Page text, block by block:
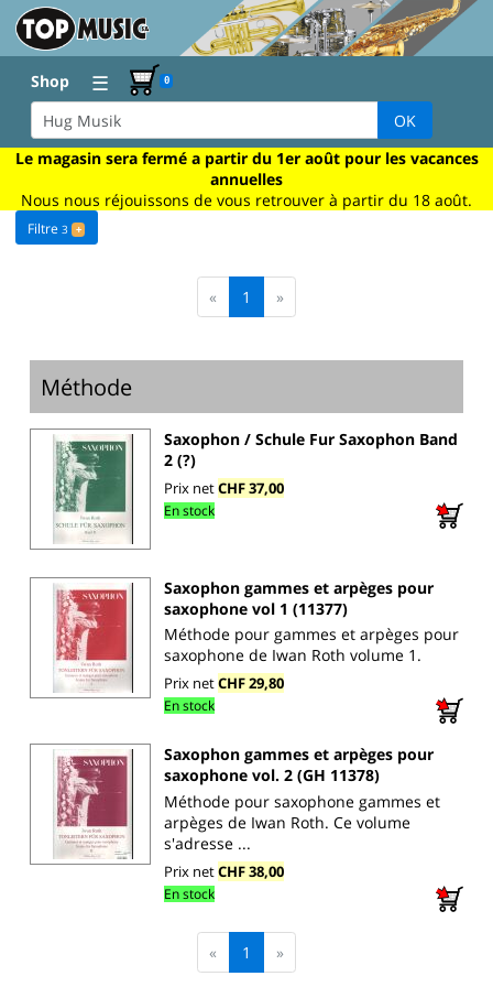
Shop ☰ 0
OK
Le magasin sera fermé a partir du 1er août pour les vacances
annuelles
Nous nous réjouissons de vous retrouver à partir du 18 août.
Filtre3 +
« 1 »
Méthode
Saxophon / Schule Fur Saxophon Band
2 (?)
Prix netCHF 37,00
En stock
Saxophon gammes et arpèges pour
saxophone vol 1 (11377)
Méthode pour gammes et arpèges pour
saxophone de Iwan Roth volume 1.
Prix netCHF 29,80
En stock
Saxophon gammes et arpèges pour
saxophone vol. 2 (GH 11378)
Méthode pour saxophone gammes et
arpèges de Iwan Roth. Ce volume
s'adresse ...
Prix netCHF 38,00
En stock
« 1 »